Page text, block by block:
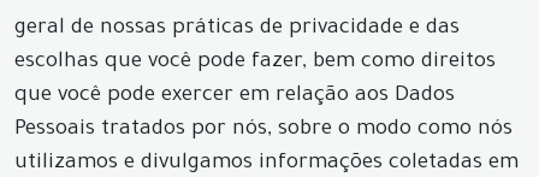
geral de nossas práticas de privacidade e das
escolhas que você pode fazer, bem como direitos
que você pode exercer em relação aos Dados
Pessoais tratados por nós, sobre o modo como nós
utilizamos e divulgamos informações coletadas em